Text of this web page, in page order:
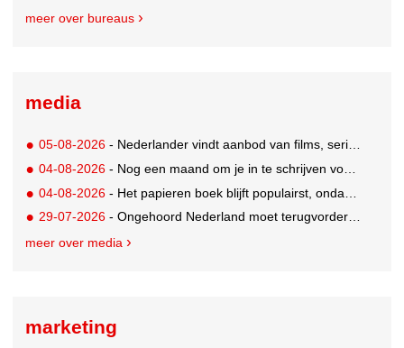
meer over bureaus
media
05-08-2026 - Nederlander vindt aanbod van films, series en sport vaak versnipperd
04-08-2026 - Nog een maand om je in te schrijven voor de Mercurs 2026
04-08-2026 - Het papieren boek blijft populairst, ondanks digitale alternatieven
29-07-2026 - Ongehoord Nederland moet terugvordering betalen aan Commissariaat voor de Media
meer over media
marketing